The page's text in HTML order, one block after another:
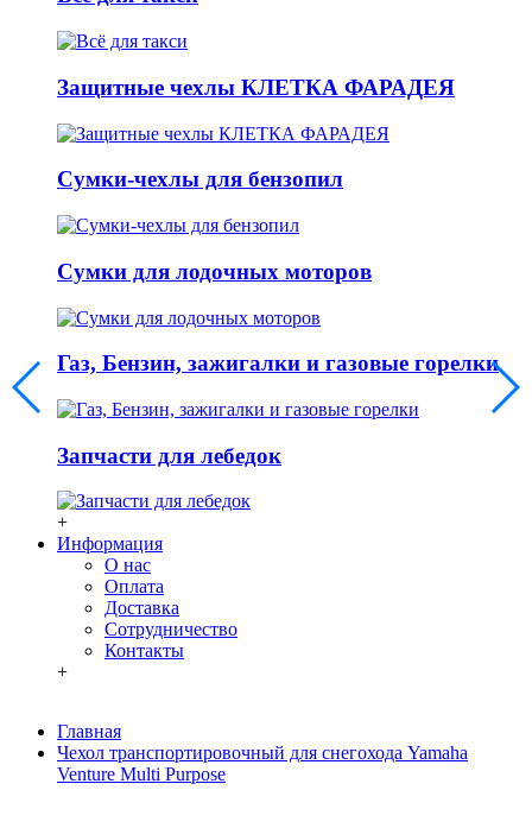
Защитные чехлы КЛЕТКА ФАРАДЕЯ
Сумки-чехлы для бензопил
Сумки для лодочных моторов
Газ, Бензин, зажигалки и газовые горелки
Запчасти для лебедок
+
Информация
О нас
Оплата
Доставка
Сотрудничество
Контакты
+
Главная
Чехол транспортировочный для снегохода Yamaha
Venture Multi Purpose